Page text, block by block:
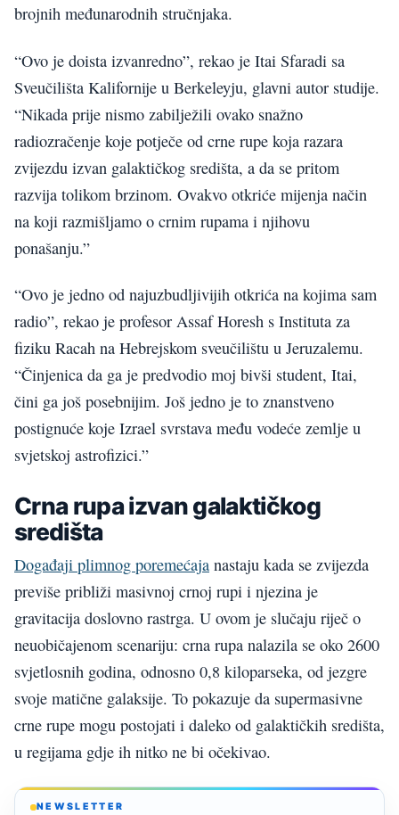
brojnih međunarodnih stručnjaka.
“Ovo je doista izvanredno”, rekao je Itai Sfaradi sa
Sveučilišta Kalifornije u Berkeleyju, glavni autor studije.
“Nikada prije nismo zabilježili ovako snažno
radiozračenje koje potječe od crne rupe koja razara
zvijezdu izvan galaktičkog središta, a da se pritom
razvija tolikom brzinom. Ovakvo otkriće mijenja način
na koji razmišljamo o crnim rupama i njihovu
ponašanju.”
“Ovo je jedno od najuzbudljivijih otkrića na kojima sam
radio”, rekao je profesor Assaf Horesh s Instituta za
fiziku Racah na Hebrejskom sveučilištu u Jeruzalemu.
“Činjenica da ga je predvodio moj bivši student, Itai,
čini ga još posebnijim. Još jedno je to znanstveno
postignuće koje Izrael svrstava među vodeće zemlje u
svjetskoj astrofizici.”
Crna rupa izvan galaktičkog
središta
Događaji plimnog poremećaja nastaju kada se zvijezda
previše približi masivnoj crnoj rupi i njezina je
gravitacija doslovno rastrga. U ovom je slučaju riječ o
neuobičajenom scenariju: crna rupa nalazila se oko 2600
svjetlosnih godina, odnosno 0,8 kiloparseka, od jezgre
svoje matične galaksije. To pokazuje da supermasivne
crne rupe mogu postojati i daleko od galaktičkih središta,
u regijama gdje ih nitko ne bi očekivao.
NEWSLETTER